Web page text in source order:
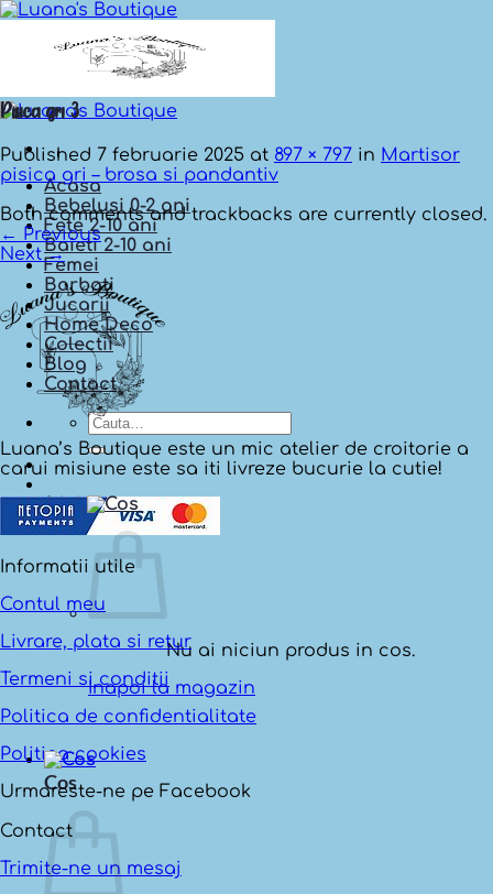
Skip
content
Acasa
Bebelusi 0-2 ani
Fete 2-10 ani
Baieti 2-10 ani
Femei
Barbati
Jucarii
Home Deco
Colectii
Blog
Contact
Cauta
dupa:
0lei
Nu ai niciun produs in cos.
Inapoi la magazin
Cos
Pisica gri 3
Published 7 februarie 2025 at 897 × 797 in Martisor
pisica gri – brosa si pandantiv
Both comments and trackbacks are currently closed.
← Previous
Next→
Luana’s Boutique este un mic atelier de croitorie a
carui misiune este sa iti livreze bucurie la cutie!
Informatii utile
Contul meu
Livrare, plata si retur
Termeni si conditii
Politica de confidentialitate
Politica cookies
Urmareste-ne pe Facebook
Contact
Trimite-ne un mesaj